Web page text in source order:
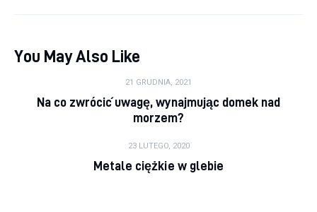
You May Also Like
21 GRUDNIA, 2021
Na co zwrócić uwagę, wynajmując domek nad
morzem?
23 LUTEGO, 2020
Metale ciężkie w glebie